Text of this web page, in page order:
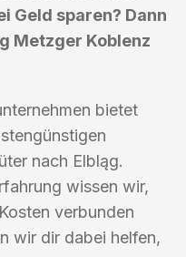
Geld sparen? Dann
Metzger Koblenz
bietet
nach Elbląg.
wissen wir,
verbunden
wir dir dabei helfen,